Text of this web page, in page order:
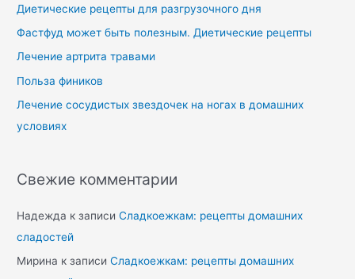
Диетические рецепты для разгрузочного дня
Фастфуд может быть полезным. Диетические рецепты
Лечение артрита травами
Польза фиников
Лечение сосудистых звездочек на ногах в домашних
условиях
Свежие комментарии
Надежда к записиСладкоежкам: рецепты домашних
сладостей
Мирина к записиСладкоежкам: рецепты домашних